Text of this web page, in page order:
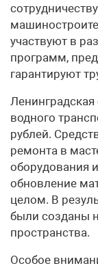
участвуют в
программ,
гарантируют
Ленинградская
водного
рублей.
ремонта в
оборудования
обновление
целом. В
были созданы
пространства.
Особое